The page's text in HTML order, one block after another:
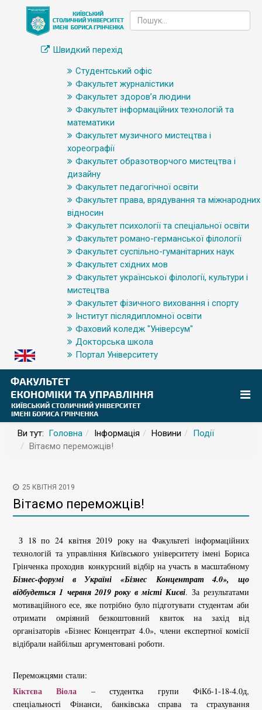
Швидкий перехід
Студентський офіс
Факультет журналістики
Факультет здоров’я людини
Факультет інформаційних технологій та
математики
Факультет музичного мистецтва і
хореографії
Факультет образотворчого мистецтва і
дизайну
Факультет педагогічної освіти
Факультет права, врядування та міжнародних
відносин
Факультет психології та спеціальної освіти
Факультет романо-германської філології
Факультет суспільно-гуманітарних наук
Факультет східних мов
Факультет української філології, культури і
мистецтва
Факультет фізичного виховання і спорту
Інститут післядипломної освіти
Фаховий коледж "Універсум"
Докторська школа
Портал Університету
Ви тут: Головна Інформація Новини
Події
Вітаємо переможців!
25 КВІТНЯ 2019
Вітаємо переможців!
З 18 по 24 квітня 2019 року на Факультеті інформаційних
технологій та управління Київського університету імені Бориса
Грінченка проходив конкурсний відбір на участь в масштабному
Бізнес-форумі в Україні «Бізнес Концентрат 4.0», що
відбудеться 1 червня 2019 року в місті Києві. За результатами
мотиваційного есе, яке потрібно було підготувати студентам аби
отримати омріяний безкоштовний квиток на захід від
організаторів «Бізнес Концентрат 4.0», члени експертної комісії
відібрали найбільш аргументовані роботи.
Переможцями стали:
Кіктєва Віола – студентка групи ФіКб-1-18-4.0д,
спеціальності Фінанси, банківська справа та страхування